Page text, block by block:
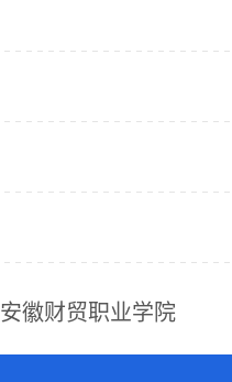
安徽财贸职业学院